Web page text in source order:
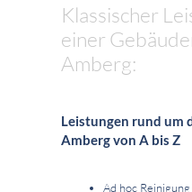
Klassischer
einer
Amberg:
Leistungen rund um
Amberg von A bis Z
Ad hoc